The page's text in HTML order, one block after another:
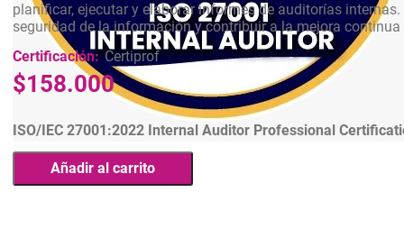
planificar, ejecutar y elaborar informes de auditorías
seguridad de la información y contribuir a la mejora
Certificación: Certiprof
$158.000
ISO/IEC 27001:2022 Internal Auditor Professional
Añadir al carrito